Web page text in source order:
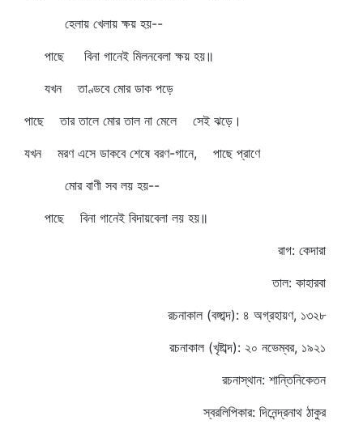
হেলায় খেলায় ক্ষয় হয়--
পাছে বিনা গানেই মিলনবেলা ক্ষয় হয়॥
যখন তাণ্ডবে মোর ডাক পড়ে
পাছে তার তালে মোর তাল না মেলে সেই ঝড়ে।
যখন মরণ এসে ডাকবে শেষে বরণ-গানে, পাছে প্রাণে
মোর বাণী সব লয় হয়--
পাছে বিনা গানেই বিদায়বেলা লয় হয়॥
রাগ: কেদারা
তাল: কাহারবা
রচনাকাল (বঙ্গাব্দ): ৪ অগ্রহায়ণ, ১৩২৮
রচনাকাল (খৃষ্টাব্দ): ২০ নভেম্বর, ১৯২১
রচনাস্থান: শান্তিনিকেতন
স্বরলিপিকার: দিনেন্দ্রনাথ ঠাকুর